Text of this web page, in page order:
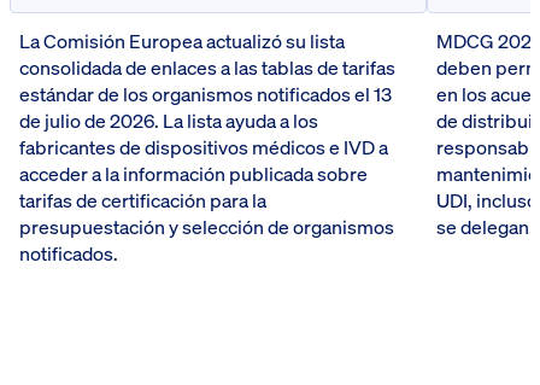
La Comisión Europea actualizó su lista
consolidada de enlaces a las tablas de tarifas
estándar de los organismos notificados el 13
de julio de 2026. La lista ayuda a los
fabricantes de dispositivos médicos e IVD a
acceder a la información publicada sobre
tarifas de certificación para la
presupuestación y selección de organismos
notificados.
MDCG
deben
en los
de
UDI,
se delegan.